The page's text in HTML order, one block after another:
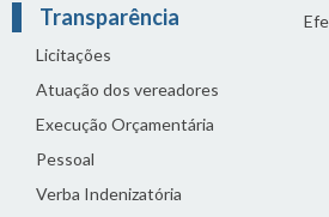
Transparência
Licitações
Atuação dos vereadores
Execução Orçamentária
Pessoal
Verba Indenizatória